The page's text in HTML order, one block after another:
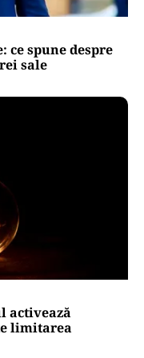
ce spune despre
sale
activează
limitarea